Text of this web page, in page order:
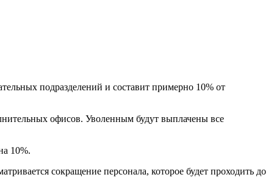
подразделений и составит примерно 10% от
офисов. Уволенным будут выплачены все
10%.
сокращение персонала, которое будет проходить до